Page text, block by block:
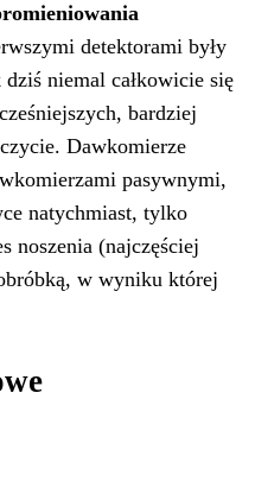
detektorami były
niemal całkowicie się
bardziej
Dawkomierze
pasywnymi,
natychmiast, tylko
noszenia (najczęściej
w wyniku której